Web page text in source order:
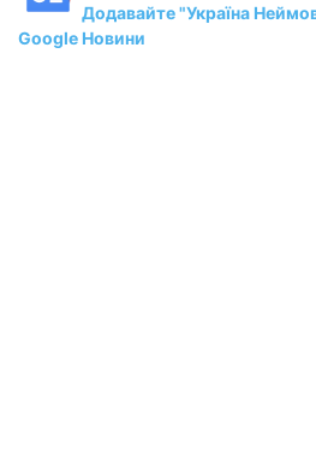
Додавайте "Україна
Google Новини